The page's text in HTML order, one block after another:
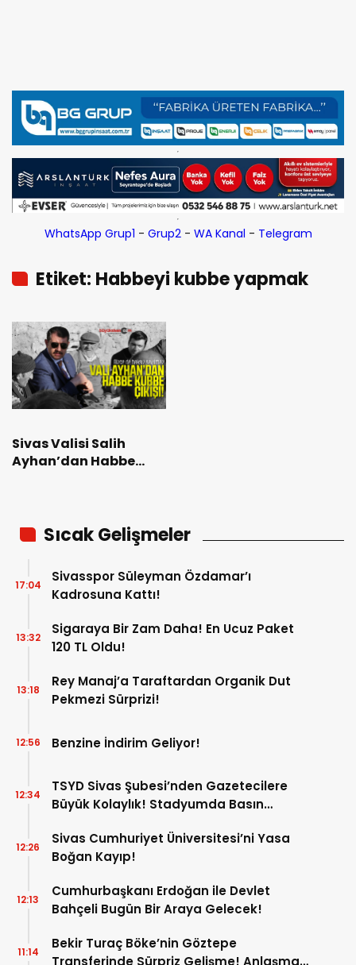
WhatsApp Grup1 - Grup2- WA Kanal - Telegram
Etiket: Habbeyi kubbe yapmak
Sivas Valisi Salih
Ayhan’dan Habbe
Sıcak Gelişmeler
Sivasspor Süleyman Özdamar’ı
Kadrosuna Kattı!
17:04
Sigaraya Bir Zam Daha! En Ucuz Paket
120 TL Oldu!
13:32
Rey Manaj’a Taraftardan Organik Dut
Pekmezi Sürprizi!
13:18
Benzine İndirim Geliyor!
12:56
TSYD Sivas Şubesi’nden Gazetecilere
Büyük Kolaylık! Stadyumda Basın
12:34
Sivas Cumhuriyet Üniversitesi’ni Yasa
Boğan Kayıp!
12:26
Cumhurbaşkanı Erdoğan ile Devlet
Bahçeli Bugün Bir Araya Gelecek!
12:13
Bekir Turaç Böke’nin Göztepe
Transferinde Sürpriz Gelişme! Anlaşma
11:14